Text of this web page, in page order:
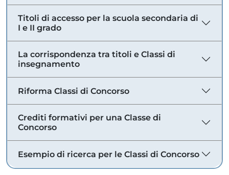
Titoli di accesso per la scuola secondaria di
I e II grado
La corrispondenza tra titoli e Classi di
insegnamento
Riforma Classi di Concorso
Crediti formativi per una Classe di
Concorso
Esempio di ricerca per le Classi di Concorso